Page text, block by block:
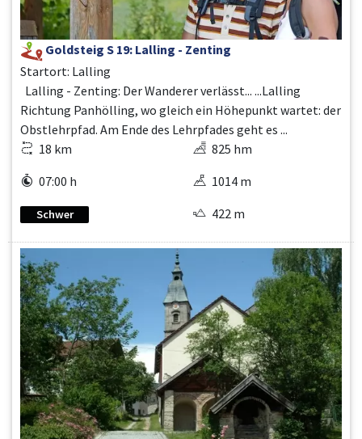
Goldsteig S 19: Lalling - Zenting
Startort: Lalling
Lalling - Zenting: Der Wanderer verlässt... ...Lalling
Richtung Panhölling, wo gleich ein Höhepunkt wartet: der
Obstlehrpfad. Am Ende des Lehrpfades geht es ...
18 km
07:00 h
Schwer
825 hm
1014 m
422 m